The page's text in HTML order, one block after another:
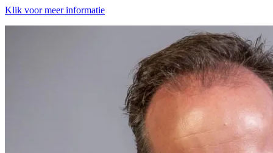
Klik voor meer informatie